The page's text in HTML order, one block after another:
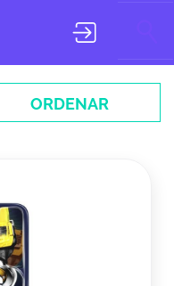
ORDENAR